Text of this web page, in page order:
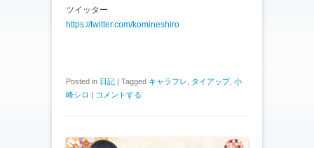
ツイッター
https://twitter.com/komineshiro
Posted in 日記 | Tagged キャラフレ タイアップ, 小
峰シロ | コメントする